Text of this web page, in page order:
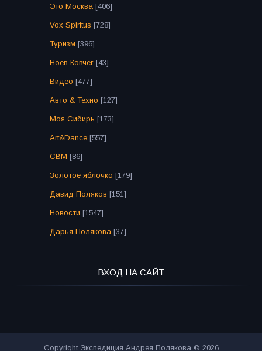
Это Москва [406]
Vox Spiritus [728]
Туризм [396]
Ноев Ковчег [43]
Видео [477]
Авто & Техно [127]
Моя Сибирь [173]
Art&Dance [557]
СВМ [86]
Золотое яблочко [179]
Давид Поляков [151]
Новости [1547]
Дарья Полякова [37]
ВХОД НА САЙТ
Copyright Экспедиция Андрея Полякова © 2026